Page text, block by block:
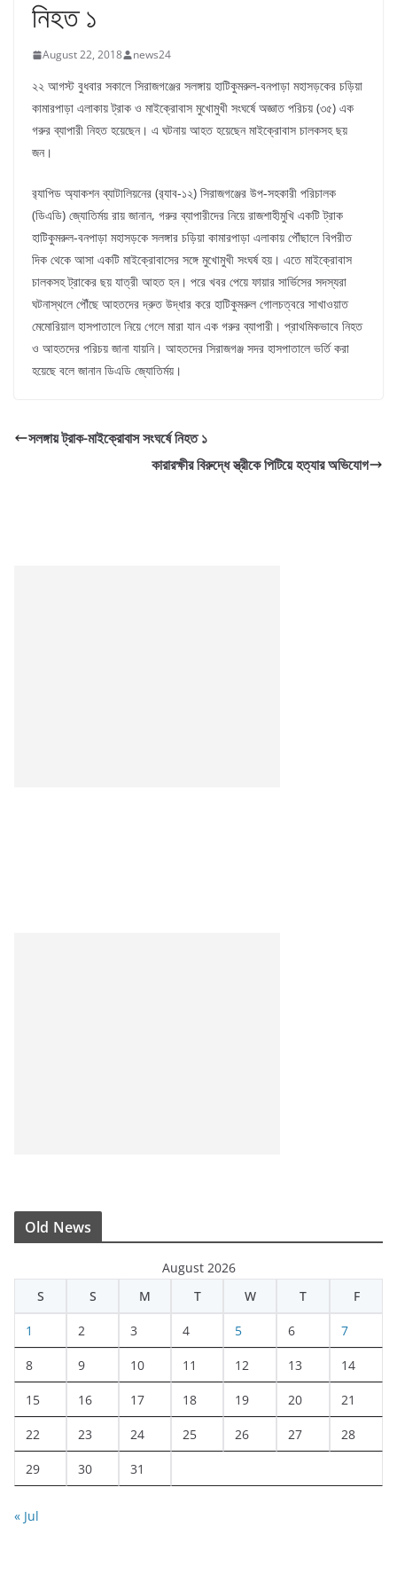
নিহত ১
August 22, 2018 news24
২২ আগস্ট বুধবার সকালে সিরাজগঞ্জের সলঙ্গায় হাটিকুমরুল-বনপাড়া মহাসড়কের চড়িয়া
কামারপাড়া এলাকায় ট্রাক ও মাইক্রোবাস মুখোমুখী সংঘর্ষে অজ্ঞাত পরিচয় (৩৫) এক
গরুর ব্যাপারী নিহত হয়েছেন। এ ঘটনায় আহত হয়েছেন মাইক্রোবাস চালকসহ ছয়
জন।
র‌্যাপিড অ্যাকশন ব্যাটালিয়নের (র‌্যাব-১২) সিরাজগঞ্জের উপ-সহকারী পরিচালক
(ডিএডি) জ্যোতির্ময় রায় জানান, গরুর ব্যাপারীদের নিয়ে রাজশাহীমুখি একটি ট্রাক
হাটিকুমরুল-বনপাড়া মহাসড়কে সলঙ্গার চড়িয়া কামারপাড়া এলাকায় পৌঁছালে বিপরীত
দিক থেকে আসা একটি মাইক্রোবাসের সঙ্গে মুখোমুখী সংঘর্ষ হয়। এতে মাইক্রোবাস
চালকসহ ট্রাকের ছয় যাত্রী আহত হন। পরে খবর পেয়ে ফায়ার সার্ভিসের সদস্যরা
ঘটনাস্থলে পৌঁছে আহতদের দ্রুত উদ্ধার করে হাটিকুমরুল গোলচত্বরে সাখাওয়াত
মেমোরিয়াল হাসপাতালে নিয়ে গেলে মারা যান এক গরুর ব্যাপারী। প্রাথমিকভাবে নিহত
ও আহতদের পরিচয় জানা যায়নি। আহতদের সিরাজগঞ্জ সদর হাসপাতালে ভর্তি করা
হয়েছে বলে জানান ডিএডি জ্যোতির্ময়।
সলঙ্গায় ট্রাক-মাইক্রোবাস সংঘর্ষে নিহত ১
কারারক্ষীর বিরুদ্ধে স্ত্রীকে পিটিয়ে হত্যার অভিযোগ
Old News
August 2026
S
S M T W T F
1 2 3 4 5 6 7
8 9 10 11 12 13 14
15 16 17 18 19 20 21
22 23 24 25 26 27 28
29 30 31
« Jul